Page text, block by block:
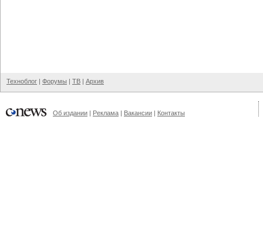
Техноблог | Форумы | ТВ | Архив
Об издании | Реклама | Вакансии | Контакты